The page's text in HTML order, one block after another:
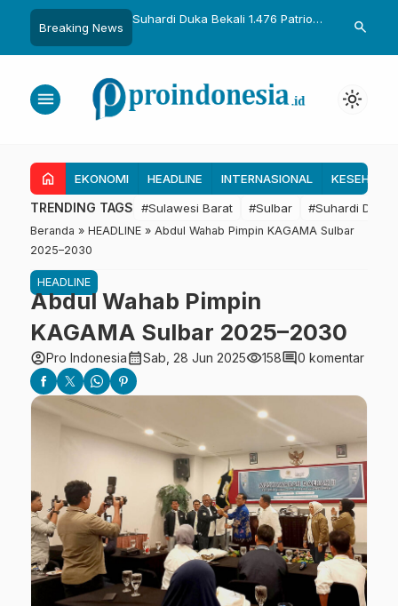
Breaking News
Gelar Sulo
Suhardi Duka Bekali 1.476 Patriot
Dasar Kebijakan Transmigrasi
Gubernur
untuk
search
menu light_mode
home EKONOMI HEADLINE INTERNASIONAL
TRENDING TAGS #Sulawesi Barat #Sulbar #Suhardi Duka
Beranda » HEADLINE » Abdul Wahab Pimpin KAGAMA Sulbar
2025–2030
HEADLINE
Abdul Wahab Pimpin
KAGAMA Sulbar 2025–2030
account_circlePro Indonesiacalendar_monthSab, 28 Jun 2025visibility158comment0 komentar